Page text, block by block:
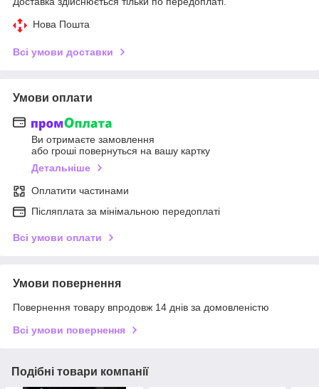
Нова Пошта
Всі умови доставки
Умови оплати
Ви отримаєте замовлення
або гроші повернуться на вашу картку
Детальніше
Оплатити частинами
Післяплата за мінімальною передоплаті
Всі умови оплати
Умови повернення
Повернення товару впродовж 14 днів за домовленістю
Всі умови повернення
Подібні товари компанії